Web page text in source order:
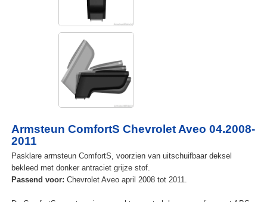
Armsteun ComfortS Chevrolet Aveo 04.2008-
2011
Pasklare armsteun ComfortS, voorzien van uitschuifbaar deksel
bekleed met donker antraciet grijze stof.
Passend voor: Chevrolet Aveo april 2008 tot 2011.